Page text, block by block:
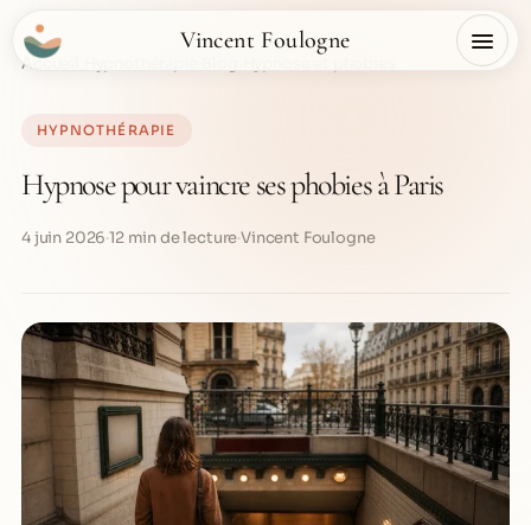
Vincent Foulogne
Accueil
HYPNOTHÉRAPIE
Hypnose pour vaincre ses phobies à Paris
4 juin 2026·12 min de lecture·Vincent Foulogne